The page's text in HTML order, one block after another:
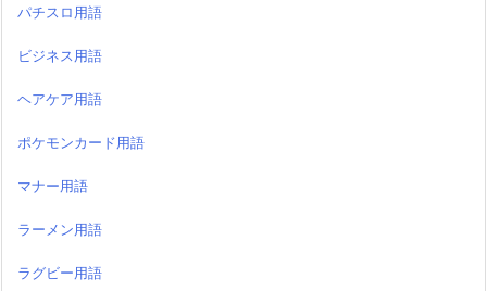
パチスロ用語
ビジネス用語
ヘアケア用語
ポケモンカード用語
マナー用語
ラーメン用語
ラグビー用語